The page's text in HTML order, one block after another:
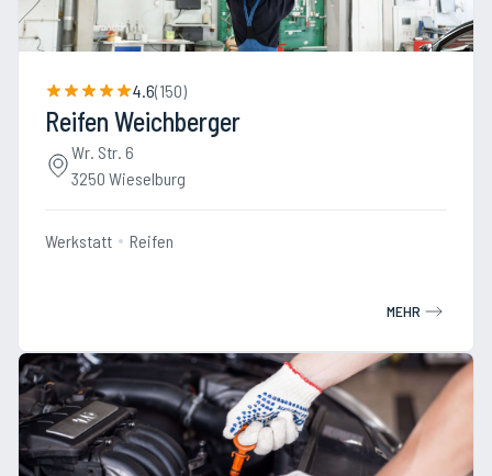
4.6(150)
Reifen Weichberger
Wr. Str. 6
3250 Wieselburg
Werkstatt Reifen
MEHR